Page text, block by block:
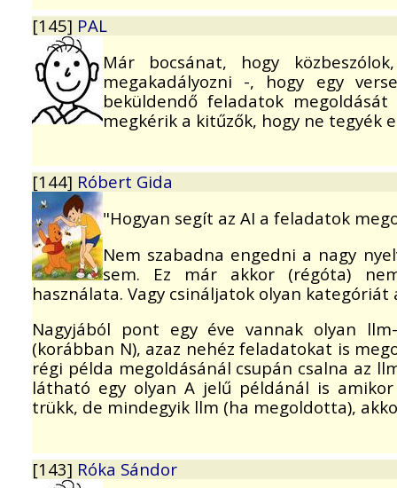
[145] PAL
Már bocsánat, hogy
megakadályozni -, hogy egy
beküldendő feladatok
megkérik a kitűzők, hogy ne tegyék
[144] Róbert Gida
"Hogyan segít az AI a feladatok
Nem szabadna engedni a nagy
sem. Ez már akkor (régóta)
használata. Vagy csináljatok olyan
Nagyjából pont egy éve vannak olyan
(korábban N), azaz nehéz feladatokat is
régi példa megoldásánál csupán csalna az
látható egy olyan A jelű példánál is
trükk, de mindegyik llm (ha megoldotta),
[143] Róka Sándor